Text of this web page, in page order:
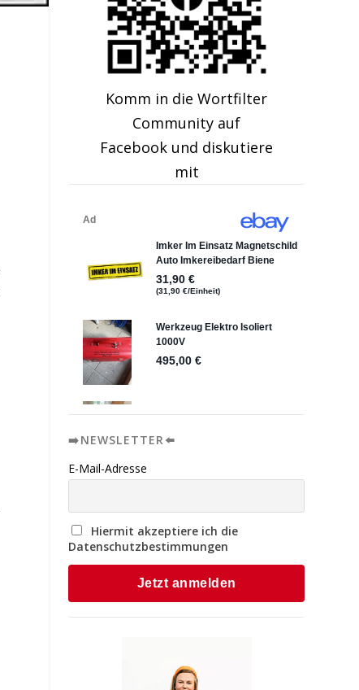
Komm in die Wortfilter
Community auf
Facebook und diskutiere
mit
➡️NEWSLETTER⬅️
E-Mail-Adresse
Hiermit akzeptiere ich die
Datenschutzbestimmungen